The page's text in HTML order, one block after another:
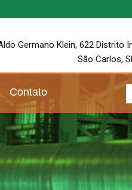
Germano Klein, 622 Distrito
São Carlos,
Contato